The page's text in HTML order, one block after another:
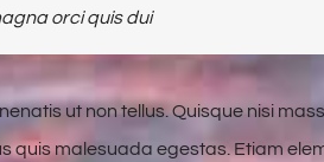
orci quis dui
ut non tellus. Quisque nisi
quis malesuada egestas. Etiam